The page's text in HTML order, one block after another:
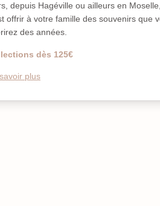
depuis Hagéville ou ailleurs en Moselle,
offrir à votre famille des souvenirs que
des années.
dès 125€
plus